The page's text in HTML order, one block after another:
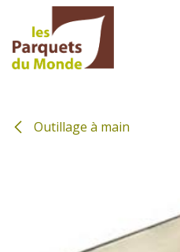
Se rendre au contenu
Outillage à main